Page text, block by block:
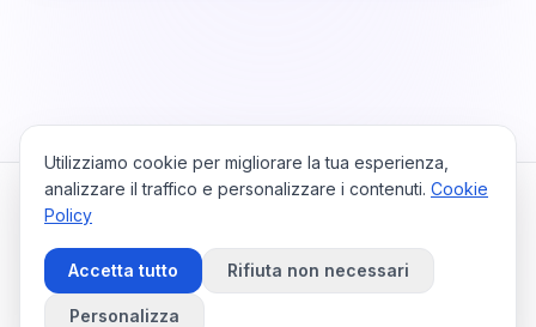
HomeViaggiPrivacy PolicyCookie PolicyContattaci
Preferenze Cookie
©2026
Utilizziamo cookie per migliorare la tua esperienza,
analizzare il traffico e personalizzare i contenuti. Cookie
Policy
Accetta tutto Rifiuta non necessari
Personalizza